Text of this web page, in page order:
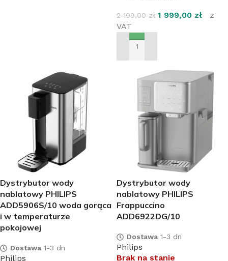
2 199,00zł 1 999,00 zł
z
VAT
DODAJ DO KOSZYKA
Dystrybutor wody
nablatowy PHILIPS
ADD5906S/10 woda gorąca
i w temperaturze
pokojowej
Dostawa 1-3 dn
Philips
Dystrybutor wody
nablatowy PHILIPS
Frappuccino
ADD6922DG/10
Dostawa 1-3 dn
Philips
Brak na stanie